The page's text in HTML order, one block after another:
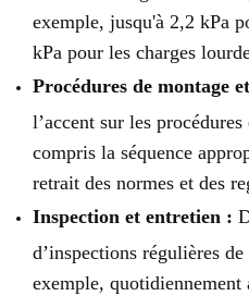
exemple, jusqu'à 2,2 kPa
kPa pour les charges
Procédures de montage
l’accent sur les
compris la séquence
retrait des normes et des
Inspection et entretien :
d’inspections régulières
exemple,